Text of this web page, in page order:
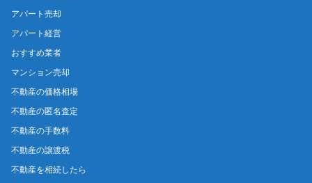
アパート売却
アパート経営
おすすめ業者
マンション売却
不動産の価格相場
不動産の匿名査定
不動産の手数料
不動産の譲渡税
不動産を相続したら